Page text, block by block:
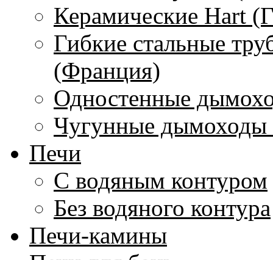
Керамические Hart
Гибкие стальные
(Франция)
Одностенные
Чугунные
Печи
С водяным контуром
Без водяного контура
Печи-камины